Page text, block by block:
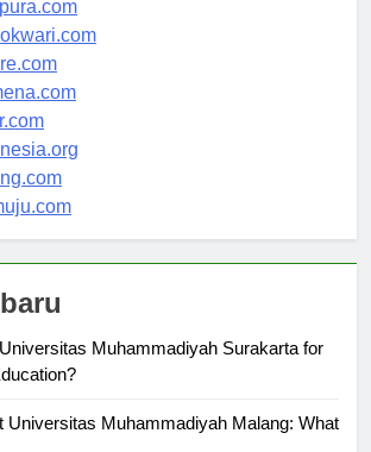
Muhammadiyah Surakarta for
Universitas Muhammadiyah Malang: What